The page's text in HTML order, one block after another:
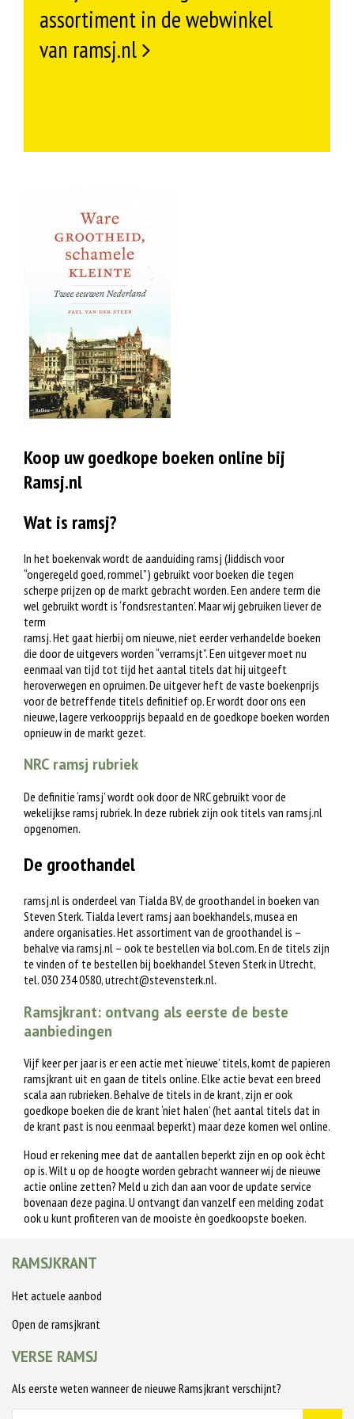
assortiment in de webwinkel
van ramsj.nl
Koop uw goedkope boeken online bij
Ramsj.nl
Wat is ramsj?
In het boekenvak wordt de aanduiding ramsj (Jiddisch voor
“ongeregeld goed, rommel”) gebruikt voor boeken die tegen
scherpe prijzen op de markt gebracht worden. Een andere term die
wel gebruikt wordt is ‘fondsrestanten’. Maar wij gebruiken liever de
term
ramsj. Het gaat hierbij om nieuwe, niet eerder verhandelde boeken
die door de uitgevers worden “verramsjt”. Een uitgever moet nu
eenmaal van tijd tot tijd het aantal titels dat hij uitgeeft
heroverwegen en opruimen. De uitgever heft de vaste boekenprijs
voor de betreffende titels definitief op. Er wordt door ons een
nieuwe, lagere verkoopprijs bepaald en de goedkope boeken worden
opnieuw in de markt gezet.
NRC ramsj rubriek
De definitie ‘ramsj’ wordt ook door de NRC gebruikt voor de
wekelijkse ramsj rubriek. In deze rubriek zijn ook titels van ramsj.nl
opgenomen.
De groothandel
ramsj.nl is onderdeel van Tialda BV, de groothandel in boeken van
Steven Sterk. Tialda levert ramsj aan boekhandels, musea en
andere organisaties. Het assortiment van de groothandel is –
behalve via ramsj.nl – ook te bestellen via bol.com. En de titels zijn
te vinden of te bestellen bij boekhandel Steven Sterk in Utrecht,
tel. 030 234 0580,utrecht@stevensterk.nl.
Ramsjkrant: ontvang als eerste de beste
aanbiedingen
Vijf keer per jaar is er een actie met ‘nieuwe’ titels, komt de papieren
ramsjkrant uit en gaan de titels online. Elke actie bevat een breed
scala aan rubrieken. Behalve de titels in de krant, zijn er ook
goedkope boeken die de krant ‘niet halen’ (het aantal titels dat in
de krant past is nou eenmaal beperkt) maar deze komen wel online.
Houd er rekening mee dat de aantallen beperkt zijn en op ook ècht
op is. Wilt u op de hoogte worden gebracht wanneer wij de nieuwe
actie online zetten? Meld u zich dan aan voor de update service
bovenaan deze pagina. U ontvangt dan vanzelf een melding zodat
ook u kunt profiteren van de mooiste èn goedkoopste boeken.
RAMSJKRANT
Het actuele aanbod
Open de ramsjkrant
VERSE RAMSJ
Als eerste weten wanneer de nieuwe Ramsjkrant verschijnt?